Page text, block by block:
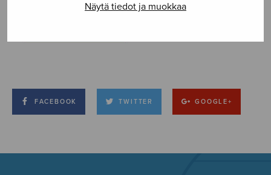
Näytä tiedot ja muokkaa
FACEBOOK TWITTER GOOGLE+